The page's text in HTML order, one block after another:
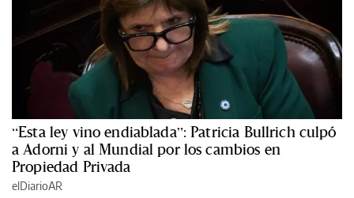
“Esta ley vino endiablada”: Patricia Bullrich culpó
a Adorni y al Mundial por los cambios en
Propiedad Privada
elDiarioAR